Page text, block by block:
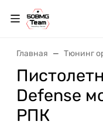
Главная Тюнинг
Defense
РПК